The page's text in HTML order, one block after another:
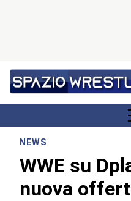
NEWS
WWE su
nuova